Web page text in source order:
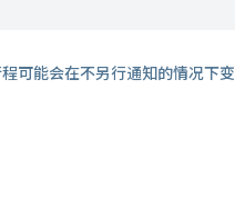
可能会在不另行通知的情况下变